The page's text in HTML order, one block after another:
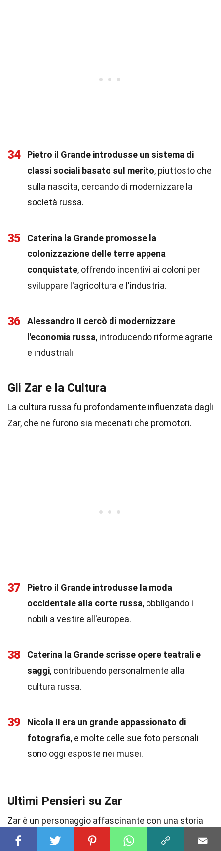
34
Pietro il Grande introdusse un sistema di
classi sociali basato sul merito, piuttosto che
sulla nascita, cercando di modernizzare la
società russa.
35
Caterina la Grande promosse la
colonizzazione delle terre appena
conquistate, offrendo incentivi ai coloni per
sviluppare l'agricoltura e l'industria.
36
Alessandro II cercò di modernizzare
l'economia russa, introducendo riforme agrarie
e industriali.
Gli Zar e la Cultura
La cultura russa fu profondamente influenzata dagli
Zar, che ne furono sia mecenati che promotori.
37
Pietro il Grande introdusse la moda
occidentale alla corte russa, obbligando i
nobili a vestire all'europea.
38
Caterina la Grande scrisse opere teatrali e
saggi, contribuendo personalmente alla
cultura russa.
39
Nicola II era un grande appassionato di
fotografia, e molte delle sue foto personali
sono oggi esposte nei musei.
Ultimi Pensieri su Zar
Zar è un personaggio affascinante con una storia
ricca e complessa. Dai suoi inizi come figura